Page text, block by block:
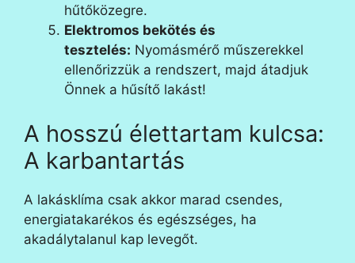
hűtőközegre.
Elektromos bekötés és
tesztelés: Nyomásmérő műszerekkel
ellenőrizzük a rendszert, majd átadjuk
Önnek a hűsítő lakást!
A hosszú élettartam kulcsa:
A karbantartás
A lakásklíma csak akkor marad csendes,
energiatakarékos és egészséges, ha
akadálytalanul kap levegőt.